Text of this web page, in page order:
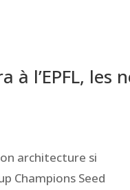
l’EPFL, les
architecture si
Champions Seed